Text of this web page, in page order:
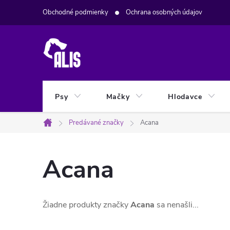
Obchodné podmienky Ochrana osobných údajov
Psy Mačky Hlodavce
Domov
Predávané značky Acana
Acana
Žiadne produkty značkyAcana sa nenašli...